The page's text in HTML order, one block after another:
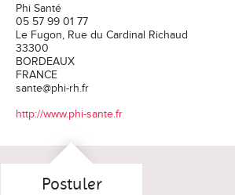
Phi Santé
05 57 99 01 77
Le Fugon, Rue du Cardinal Richaud
33300
BORDEAUX
FRANCE
sante@phi-rh.fr
http://www.phi-sante.fr
Postuler